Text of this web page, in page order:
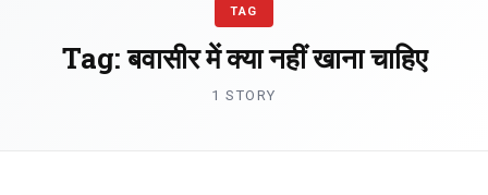
TAG
Tag:बवासीर में क्या नहीं खाना चाहिए
1 STORY